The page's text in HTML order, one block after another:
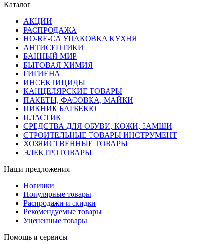
Каталог
АКЦИИ
РАСПРОДАЖА
HO-RE-CA УПАКОВКА КУХНЯ
АНТИСЕПТИКИ
БАННЫЙ МИР
БЫТОВАЯ ХИМИЯ
ГИГИЕНА
ИНСЕКТИЦИДЫ
КАНЦЕЛЯРСКИЕ ТОВАРЫ
ПАКЕТЫ, ФАСОВКА, МАЙКИ
ПИКНИК БАРБЕКЮ
ПЛАСТИК
СРЕДСТВА ДЛЯ ОБУВИ, КОЖИ, ЗАМШИ
СТРОИТЕЛЬНЫЕ ТОВАРЫ ИНСТРУМЕНТ
ХОЗЯЙСТВЕННЫЕ ТОВАРЫ
ЭЛЕКТРОТОВАРЫ
Наши предложения
Новинки
Популярные товары
Распродажи и скидки
Рекомендуемые товары
Уцененные товары
Помощь и сервисы